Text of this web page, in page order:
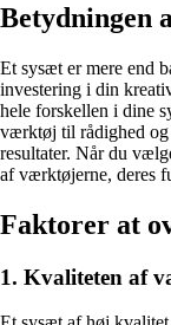
Betydningen
Et sysæt er mere end
investering i din
hele forskellen i dine
værktøj til rådighed
resultater. Når du
af værktøjerne, deres
Faktorer at
1. Kvaliteten af